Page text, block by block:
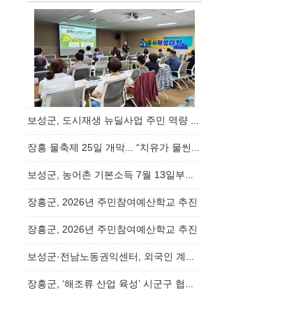
보성군, 도시재생 뉴딜사업 주민 역량 강화 교육…
장흥 물축제 25일 개막... “치유가 물씬, 여름…
보성군, 농어촌 기본소득 7월 13일부터 신청 ……
장흥군, 2026년 주민참여예산학교 추진
장흥군, 2026년 주민참여예산학교 추진
보성군·전남노동권익센터, 외국인 계절근로자 …
장흥군, ‘해조류 산업 육성’ 시군구 협업프로…